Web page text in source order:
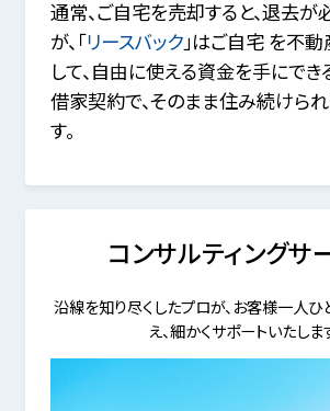
通常、ご自宅を売却すると、退去が
が、「リースバック」はご自宅 を不
して、自由に使える資金を手にでき
借家契約で、そのまま住み続けら
す。
コンサルティングサ
沿線を知り尽くしたプロが、お客様一人
え、細かくサポートいたしま